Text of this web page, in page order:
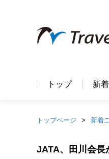
トップ 新
トップページ 新着
JATA、田川会長